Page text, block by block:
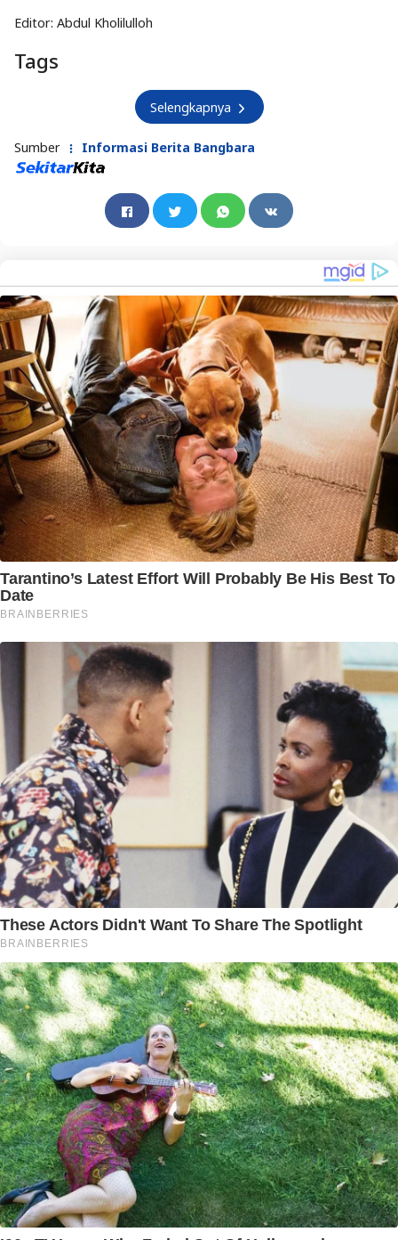
Editor: Abdul Kholilulloh
Tags
Selengkapnya
Sumber Informasi Berita Bangbara